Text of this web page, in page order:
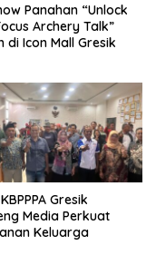
Panahan “Unlock
Archery Talk”
di Icon Mall Gresik
Gresik
Media Perkuat
Keluarga